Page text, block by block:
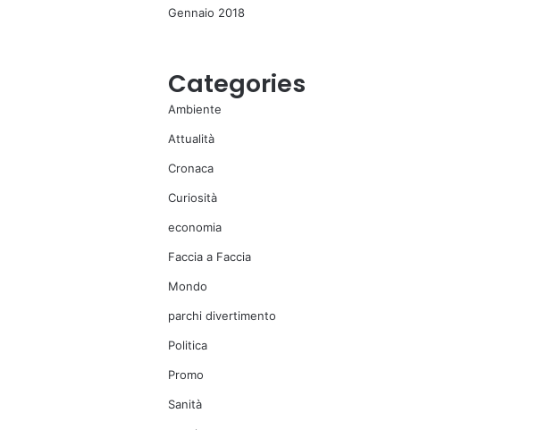
Gennaio 2018
Categories
Ambiente
Attualità
Cronaca
Curiosità
economia
Faccia a Faccia
Mondo
parchi divertimento
Politica
Promo
Sanità